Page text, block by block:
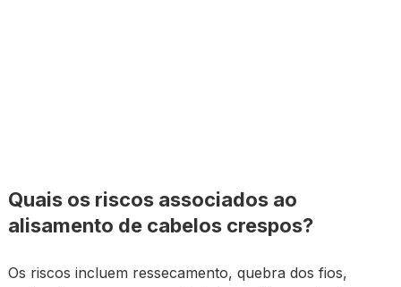
Quais os riscos associados ao
alisamento de cabelos crespos?
Os riscos incluem ressecamento, quebra dos fios,